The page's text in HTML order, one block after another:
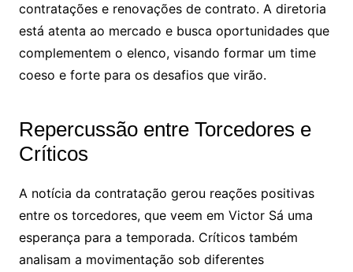
contratações e renovações de contrato. A diretoria
está atenta ao mercado e busca oportunidades que
complementem o elenco, visando formar um time
coeso e forte para os desafios que virão.
Repercussão entre Torcedores e
Críticos
A notícia da contratação gerou reações positivas
entre os torcedores, que veem em Victor Sá uma
esperança para a temporada. Críticos também
analisam a movimentação sob diferentes